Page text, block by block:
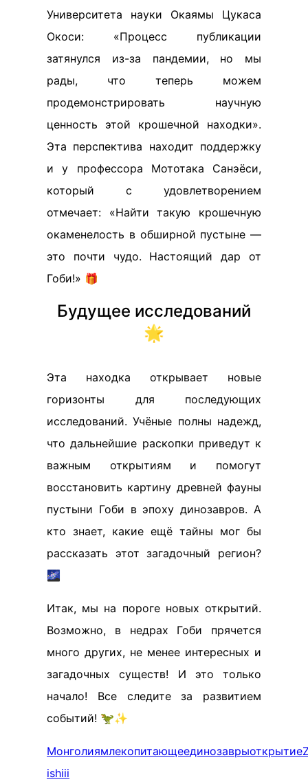
Университета науки Окаямы Цукаса
Окоси: «Процесс публикации
затянулся из-за пандемии, но мы
рады, что теперь можем
продемонстрировать научную
ценность этой крошечной находки».
Эта перспектива находит поддержку
и у профессора Мототака Санэёси,
который с удовлетворением
отмечает: «Найти такую крошечную
окаменелость в обширной пустыне —
это почти чудо. Настоящий дар от
Гоби!» 🎁
Будущее исследований
🌟
Эта находка открывает новые
горизонты для последующих
исследований. Учёные полны надежд,
что дальнейшие раскопки приведут к
важным открытиям и помогут
восстановить картину древней фауны
пустыни Гоби в эпоху динозавров. А
кто знает, какие ещё тайны мог бы
рассказать этот загадочный регион?
🌌
Итак, мы на пороге новых открытий.
Возможно, в недрах Гоби прячется
много других, не менее интересных и
загадочных существ! И это только
начало! Все следите за развитием
событий! 🦖✨
Монголиямлекопитающеединозаврыоткрытие
ishiii